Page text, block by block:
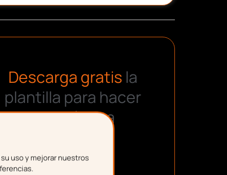
uso y mejorar nuestros
Descarga gratis la
plantilla para hacer
una nómina